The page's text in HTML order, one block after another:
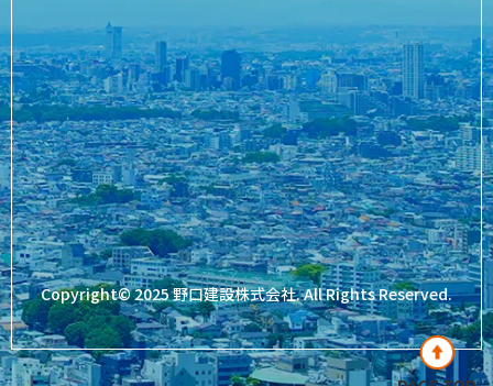
Copyright© 2025 野口建設株式会社. All Rights Reserved.